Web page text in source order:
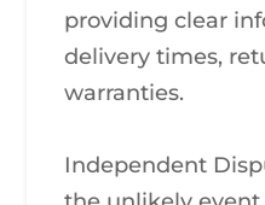
providing clear
delivery times,
warranties.
Independent